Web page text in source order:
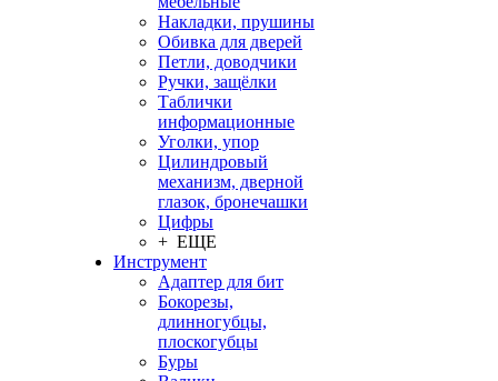
Накладки, прушины
Обивка для дверей
Петли, доводчики
Ручки, защёлки
Таблички
информационные
Уголки, упор
Цилиндровый
механизм, дверной
глазок, бронечашки
Цифры
+ ЕЩЕ
Инструмент
Адаптер для бит
Бокорезы,
длинногубцы,
плоскогубцы
Буры